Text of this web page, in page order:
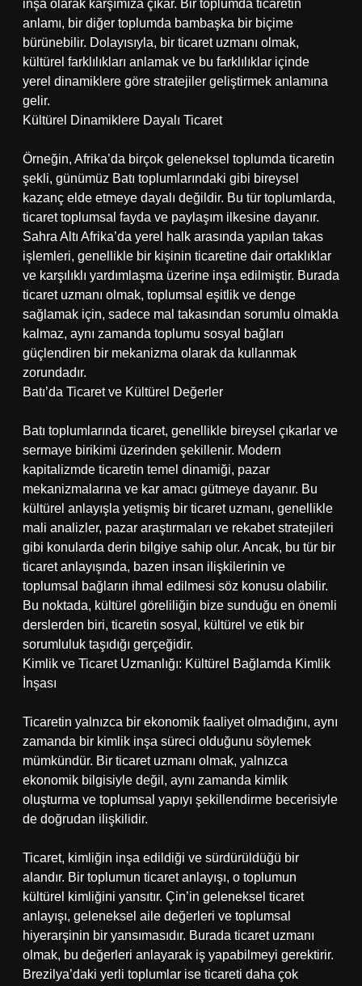
inşa olarak karşımıza çıkar. Bir toplumda ticaretin
anlamı, bir diğer toplumda bambaşka bir biçime
bürünebilir. Dolayısıyla, bir ticaret uzmanı olmak,
kültürel farklılıkları anlamak ve bu farklılıklar içinde
yerel dinamiklere göre stratejiler geliştirmek anlamına
gelir.
Kültürel Dinamiklere Dayalı Ticaret
Örneğin, Afrika’da birçok geleneksel toplumda ticaretin
şekli, günümüz Batı toplumlarındaki gibi bireysel
kazanç elde etmeye dayalı değildir. Bu tür toplumlarda,
ticaret toplumsal fayda ve paylaşım ilkesine dayanır.
Sahra Altı Afrika’da yerel halk arasında yapılan takas
işlemleri, genellikle bir kişinin ticaretine dair ortaklıklar
ve karşılıklı yardımlaşma üzerine inşa edilmiştir. Burada
ticaret uzmanı olmak, toplumsal eşitlik ve denge
sağlamak için, sadece mal takasından sorumlu olmakla
kalmaz, aynı zamanda toplumu sosyal bağları
güçlendiren bir mekanizma olarak da kullanmak
zorundadır.
Batı’da Ticaret ve Kültürel Değerler
Batı toplumlarında ticaret, genellikle bireysel çıkarlar ve
sermaye birikimi üzerinden şekillenir. Modern
kapitalizmde ticaretin temel dinamiği, pazar
mekanizmalarına ve kar amacı gütmeye dayanır. Bu
kültürel anlayışla yetişmiş bir ticaret uzmanı, genellikle
mali analizler, pazar araştırmaları ve rekabet stratejileri
gibi konularda derin bilgiye sahip olur. Ancak, bu tür bir
ticaret anlayışında, bazen insan ilişkilerinin ve
toplumsal bağların ihmal edilmesi söz konusu olabilir.
Bu noktada, kültürel göreliliğin bize sunduğu en önemli
derslerden biri, ticaretin sosyal, kültürel ve etik bir
sorumluluk taşıdığı gerçeğidir.
Kimlik ve Ticaret Uzmanlığı: Kültürel Bağlamda Kimlik
İnşası
Ticaretin yalnızca bir ekonomik faaliyet olmadığını, aynı
zamanda bir kimlik inşa süreci olduğunu söylemek
mümkündür. Bir ticaret uzmanı olmak, yalnızca
ekonomik bilgisiyle değil, aynı zamanda kimlik
oluşturma ve toplumsal yapıyı şekillendirme becerisiyle
de doğrudan ilişkilidir.
Ticaret, kimliğin inşa edildiği ve sürdürüldüğü bir
alandır. Bir toplumun ticaret anlayışı, o toplumun
kültürel kimliğini yansıtır. Çin’in geleneksel ticaret
anlayışı, geleneksel aile değerleri ve toplumsal
hiyerarşinin bir yansımasıdır. Burada ticaret uzmanı
olmak, bu değerleri anlayarak iş yapabilmeyi gerektirir.
Brezilya’daki yerli toplumlar ise ticareti daha çok